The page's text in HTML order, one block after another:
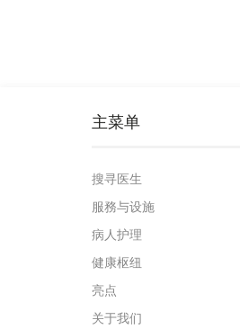
主菜单
搜寻医生
服務与设施
病人护理
健康枢纽
亮点
关于我们